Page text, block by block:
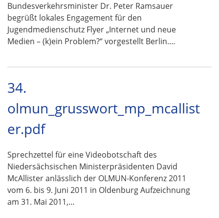
Bundesverkehrsminister Dr. Peter Ramsauer
begrüßt lokales Engagement für den
Jugendmedienschutz Flyer „Internet und neue
Medien – (k)ein Problem?“ vorgestellt Berlin.…
34.
olmun_grusswort_mp_mcallist
er.pdf
Sprechzettel für eine Videobotschaft des
Niedersächsischen Ministerpräsidenten David
McAllister anlässlich der OLMUN-Konferenz 2011
vom 6. bis 9. Juni 2011 in Oldenburg Aufzeichnung
am 31. Mai 2011,…